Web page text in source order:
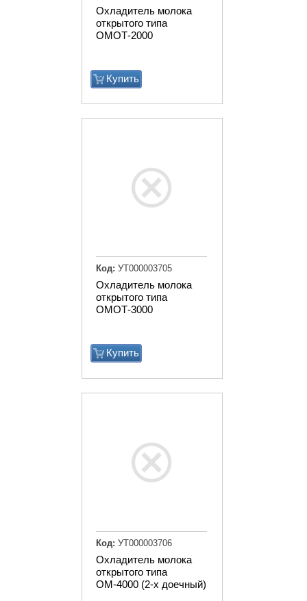
Охладитель молока
открытого типа
ОМОТ-2000
Купить
Охладитель молока
открытого типа
ОМОТ-3000
Купить
Код: УТ000003705
Охладитель молока
открытого типа
ОМ-4000 (2-х доечный)
Код: УТ000003706